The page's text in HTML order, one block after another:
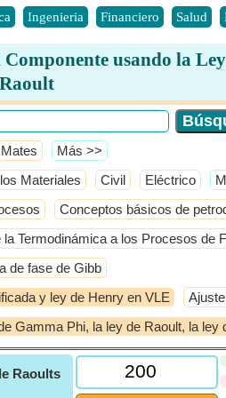
Ingenieria Financiero Salud
usando la
Raoult
Mates ​Más >>
Materiales Civil Eléctrico
Conceptos básicos de
la Termodinámica a los Procesos de
de fase de Gibb
y ley de Henry en VLE
Gamma Phi, la ley de Raoult, la ley
Raoults